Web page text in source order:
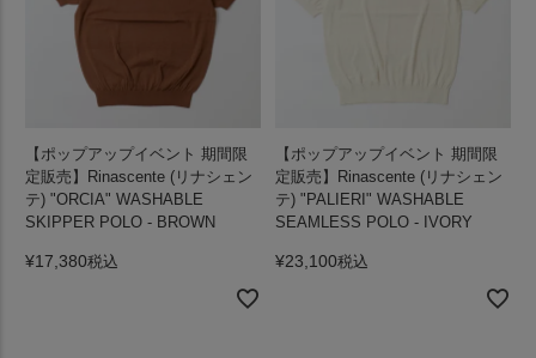
【ポップアップイベント 期間限
定販売】Rinascente (リナシェン
テ) "ORCIA" WASHABLE
SKIPPER POLO - BROWN
¥17,380税込
【ポップアップイベント 期間限
定販売】Rinascente (リナシェン
テ) "PALIERI" WASHABLE
SEAMLESS POLO - IVORY
¥23,100税込